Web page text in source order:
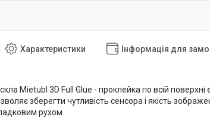
Характеристики Інформація для
Mietubl 3D Full Glue - проклейка по всій
зберегти чутливість сенсора і якість
рухом.